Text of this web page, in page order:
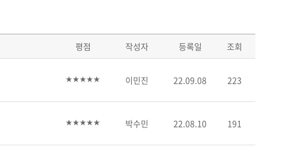
평점 작성자 등록일 조회
이민진 22.09.08 223
박수민 22.08.10 191